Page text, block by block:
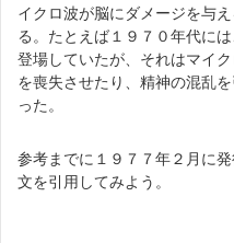
イクロ波が脳にダメージを与
る。たとえば１９７０年代に
登場していたが、それはマイ
を喪失させたり、精神の混乱
った。
参考までに１９７７年２月に
文を引用してみよう。